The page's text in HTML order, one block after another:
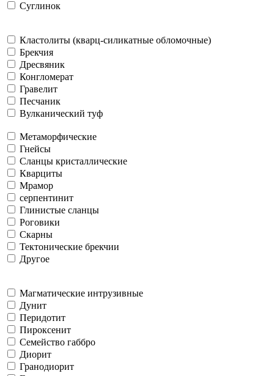
Суглинок
Кластолиты (кварц-силикатные обломочные)
Брекчия
Дресвяник
Конгломерат
Гравелит
Песчаник
Вулканический туф
Метаморфические
Гнейсы
Сланцы кристаллические
Кварциты
Мрамор
серпентинит
Глинистые сланцы
Роговики
Скарны
Тектонические брекчии
Другое
Магматические интрузивные
Дунит
Перидотит
Пироксенит
Семейство габбро
Диорит
Гранодиорит